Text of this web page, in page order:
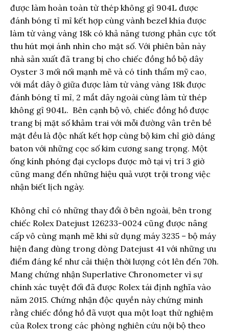
được làm hoàn toàn từ thép không gỉ 904L được
đánh bóng tỉ mỉ kết hợp cùng vành bezel khía được
làm từ vàng vàng 18k có khả năng tương phản cực tốt
thu hút mọi ánh nhìn cho mặt số. Với phiên bản này
nhà sản xuất đã trang bị cho chiếc đồng hồ bộ dây
Oyster 3 mối nối mạnh mẽ và có tính thẩm mỹ cao,
với mắt dây ở giữa được làm từ vàng vàng 18k được
đánh bóng tỉ mỉ, 2 mắt dây ngoài cùng làm từ thép
không gỉ 904L. Bên cạnh bộ vỏ, chiếc đồng hồ được
trang bị mặt số khảm trai với mỗi đường vân trên bề
mặt đều là độc nhất kết hợp cùng bộ kim chỉ giờ dáng
baton với những cọc số kim cương sang trọng. Một
ống kính phóng đại cyclops được mở tại vị trí 3 giờ
cũng mang đến những hiệu quả vượt trội trong việc
nhận biết lịch ngày.
Không chỉ có những thay đổi ở bên ngoài, bên trong
chiếc Rolex Datejust 126233-0024 cũng được nâng
cấp vô cùng mạnh mẽ khi sử dụng máy 3235 – bộ máy
hiện đang dùng trong dòng Datejust 41 với những ưu
điểm đáng kể như cải thiện thời lượng cót lên đến 70h.
Mang chứng nhận Superlative Chronometer vì sự
chính xác tuyệt đối đã được Rolex tái định nghĩa vào
năm 2015. Chứng nhận độc quyền này chứng minh
rằng chiếc đồng hồ đã vượt qua một loạt thử nghiệm
của Rolex trong các phòng nghiên cứu nội bộ theo